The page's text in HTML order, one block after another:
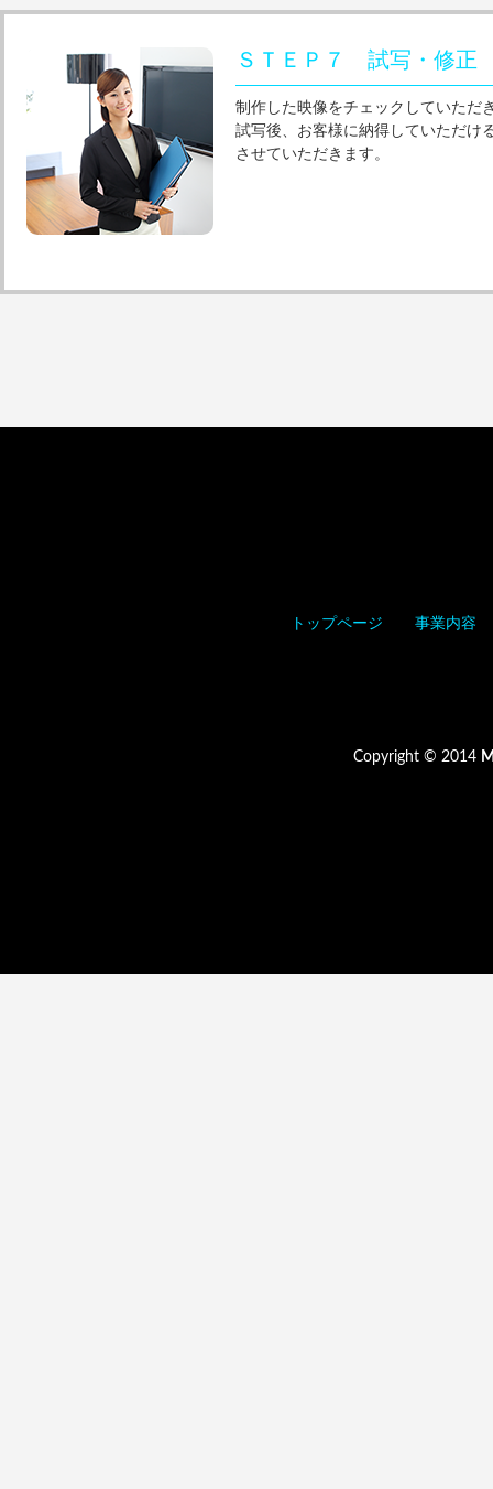
ＳＴＥＰ７ 試写・修正
制作した映像をチェックしていただ
試写後、お客様に納得していただけ
させていただきます。
トップページ 事業内容
Copyright © 2014